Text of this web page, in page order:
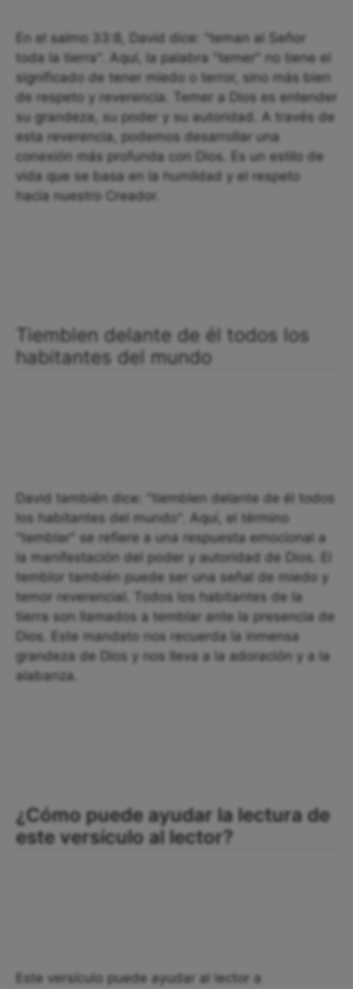
En el salmo 33:8, David dice: "teman al Señor
toda la tierra". Aquí, la palabra "temer" no tiene el
significado de tener miedo o terror, sino más bien
de respeto y reverencia. Temer a Dios es entender
su grandeza, su poder y su autoridad. A través de
esta reverencia, podemos desarrollar una
conexión más profunda con Dios. Es un estilo de
vida que se basa en la humildad y el respeto
hacia nuestro Creador.
Tiemblen delante de él todos los
habitantes del mundo
David también dice: "tiemblen delante de él todos
los habitantes del mundo". Aquí, el término
"temblar" se refiere a una respuesta emocional a
la manifestación del poder y autoridad de Dios. El
temblor también puede ser una señal de miedo y
temor reverencial. Todos los habitantes de la
tierra son llamados a temblar ante la presencia de
Dios. Este mandato nos recuerda la inmensa
grandeza de Dios y nos lleva a la adoración y a la
alabanza.
¿Cómo puede ayudar la lectura de
este versículo al lector?
Este versículo puede ayudar al lector a